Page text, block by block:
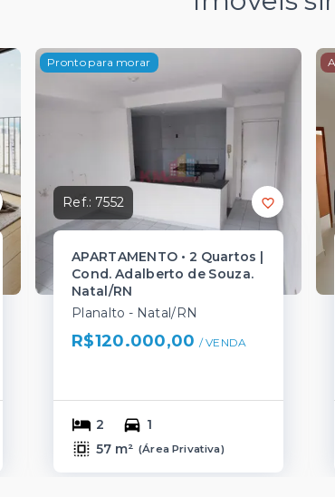
Pronto para morar
Ref.: 7552
APARTAMENTO • 2 Quartos |
Cond. Adalberto de Souza.
Natal/RN
Planalto - Natal/RN
R$120.000,00 / VENDA
2
1
57 m² (Área Privativa)